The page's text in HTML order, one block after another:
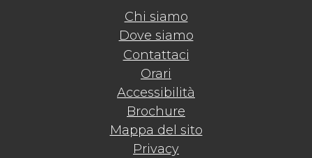
Chi siamo
Dove siamo
Contattaci
Orari
Accessibilità
Brochure
Mappa del sito
Privacy